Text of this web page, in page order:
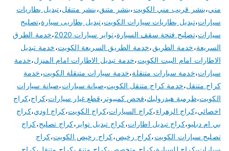
مني،بنشر قريب مني الكويت،بنشر متنق،بنشر متنقل،تبديل بطاريات
سيارات،تبديل بطاريات سيارات الكويت،تبديل بطاريى سيارة،تصليح
سيارات،تصليح فتحة سقف السيارة،تواير سيارات 2020 ،خدمة الطرق
السريعة،خدمة الطريق،خدمة الطريق السريعة الكويت،خدمة تبديل
الاطارات امام البيت الكويت،خدمة تبديل الاطارات امام المنزل،خدمة
سيارات،خدمة سيارات متنقلة،خدمة سيارات متنقلة الكويت،خدمة
كراج متنقل،خدمة كراج متنقل الكويت،صيانة سيارات،صيانة سيارات
الكويت،طرمبة هيدروليك،فحص كمبيوتر ،قطع غيار سيارات،كراج،كراج
اخصائي،كراج الزهراء،كراج السيارات،كراج الكويت،كراج اودي،كراج
بي ام دبليو،كراج تبديل اطارات،كراج تبديل تواير ،كراج تصليح،كراج
تصليح سيارات الكويت،كراج رخيص،كراج رخيص الكويت،كراج